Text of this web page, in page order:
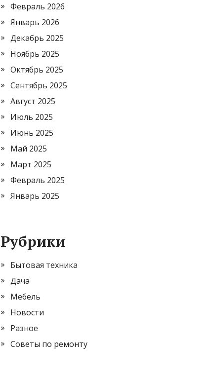
Февраль 2026
Январь 2026
Декабрь 2025
Ноябрь 2025
Октябрь 2025
Сентябрь 2025
Август 2025
Июль 2025
Июнь 2025
Май 2025
Март 2025
Февраль 2025
Январь 2025
Рубрики
Бытовая техника
Дача
Мебель
Новости
Разное
Советы по ремонту